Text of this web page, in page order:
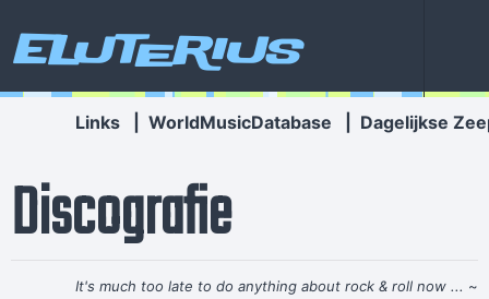
Eluterius
Links WorldMusicDatabase Dagelijkse
Discografie
It's much too late to do anything about rock & roll now ... ~